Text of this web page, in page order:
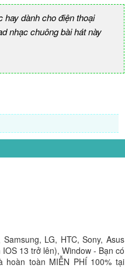
dành cho điện thoại
nhạc chuông bài hát này
LG, HTC, Sony, Asus
13 trở lên), Window - Bạn có
toàn MIỄN PHÍ 100% tại